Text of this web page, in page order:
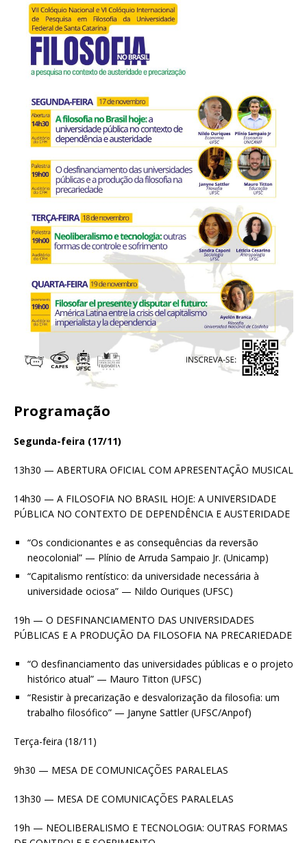
Programação
Segunda-feira (17/11)
13h30 — ABERTURA OFICIAL COM APRESENTAÇÃO MUSICAL
14h30 — A FILOSOFIA NO BRASIL HOJE: A UNIVERSIDADE
PÚBLICA NO CONTEXTO DE DEPENDÊNCIA E AUSTERIDADE
“Os condicionantes e as consequências da reversão
neocolonial” — Plínio de Arruda Sampaio Jr. (Unicamp)
“Capitalismo rentístico: da universidade necessária à
universidade ociosa” — Nildo Ouriques (UFSC)
19h — O DESFINANCIAMENTO DAS UNIVERSIDADES
PÚBLICAS E A PRODUÇÃO DA FILOSOFIA NA PRECARIEDADE
“O desfinanciamento das universidades públicas e o projeto
histórico atual” — Mauro Titton (UFSC)
“Resistir à precarização e desvalorização da filosofia: um
trabalho filosófico” — Janyne Sattler (UFSC/Anpof)
Terça-feira (18/11)
9h30 — MESA DE COMUNICAÇÕES PARALELAS
13h30 — MESA DE COMUNICAÇÕES PARALELAS
19h — NEOLIBERALISMO E TECNOLOGIA: OUTRAS FORMAS